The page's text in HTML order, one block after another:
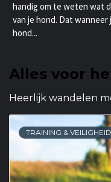
handig om te weten wat
van je hond. Dat
hond...
Alles voor
Heerlijk wandelen
TRAINING & VEILIGHEID